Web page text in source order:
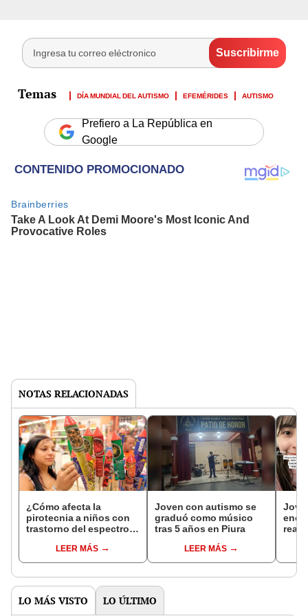
DÍA MUNDIAL DEL AUTISMO EFEMÉRIDES AUTISMO
Prefiero a La República en
Google
NOTAS RELACIONADAS
¿Cómo afecta la
pirotecnia a niños con
trastorno del espectro
LEER MÁS
Joven con autismo se
graduó como músico
tras 5 años en Piura
LEER MÁS
LO MÁS VISTO LO ÚLTIMO